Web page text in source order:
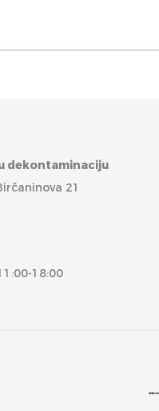
dekontaminaciju
21
18:00